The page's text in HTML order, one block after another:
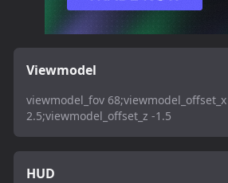
Viewmodel
viewmodel_fov 68;viewmodel_offset_x
2.5;viewmodel_offset_z -1.5
HUD